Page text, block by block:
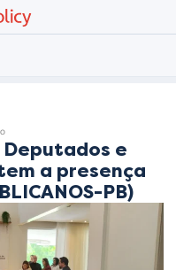
Deputados e
a presença
PB)